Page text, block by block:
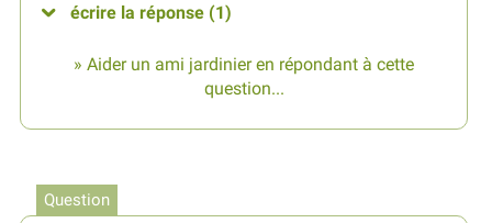
écrire la réponse (1)
» Aider un ami jardinier en répondant à cette
question...
Question